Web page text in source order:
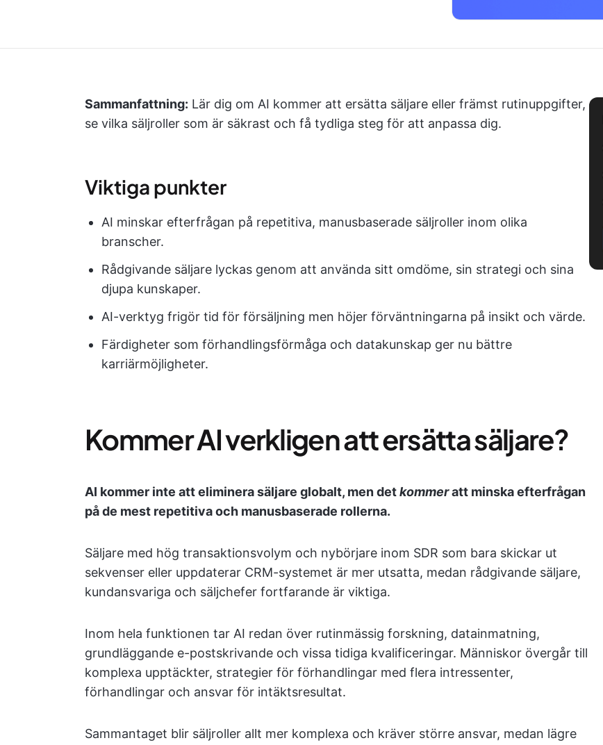
Sammanfattning: Lär dig om AI kommer att ersätta säljare eller främst rutinuppgifter,
se vilka säljroller som är säkrast och få tydliga steg för att anpassa dig.
Viktiga punkter
AI minskar efterfrågan på repetitiva, manusbaserade säljroller inom olika
branscher.
Rådgivande säljare lyckas genom att använda sitt omdöme, sin strategi och sina
djupa kunskaper.
AI-verktyg frigör tid för försäljning men höjer förväntningarna på insikt och värde.
Färdigheter som förhandlingsförmåga och datakunskap ger nu bättre
karriärmöjligheter.
Kommer AI verkligen att ersätta säljare?
AI kommer inte att eliminera säljare globalt, men detkommeratt minska efterfrågan
på de mest repetitiva och manusbaserade rollerna.
Säljare med hög transaktionsvolym och nybörjare inom SDR som bara skickar ut
sekvenser eller uppdaterar CRM-systemet är mer utsatta, medan rådgivande säljare,
kundansvariga och säljchefer fortfarande är viktiga.
Inom hela funktionen tar AI redan över rutinmässig forskning, datainmatning,
grundläggande e-postskrivande och vissa tidiga kvalificeringar. Människor övergår till
komplexa upptäckter, strategier för förhandlingar med flera intressenter,
förhandlingar och ansvar för intäktsresultat.
Sammantaget blir säljroller allt mer komplexa och kräver större ansvar, medan lägre